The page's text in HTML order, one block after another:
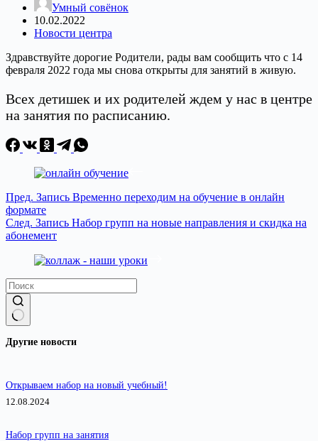
Умный совёнок
10.02.2022
Новости центра
Здравствуйте дорогие Родители, рады вам сообщить что с 14
февраля 2022 года мы снова открыты для занятий в живую.
Всех детишек и их родителей ждем у нас в центре
на занятия по расписанию.
Пред. Запись Временно переходим на обучение в онлайн
формате
След. Запись Набор групп на новые направления и скидка на
абонемент
не
Другие новости
Открываем набор на новый учебный!
12.08.2024
Набор групп на занятия